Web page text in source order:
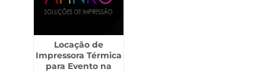
Locação de
Impressora Térmica
para Evento na